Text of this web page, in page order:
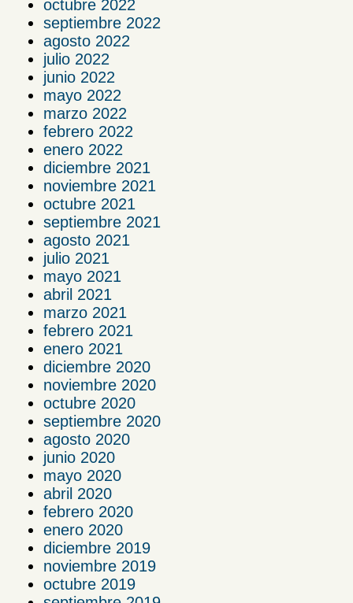
octubre 2022
septiembre 2022
agosto 2022
julio 2022
junio 2022
mayo 2022
marzo 2022
febrero 2022
enero 2022
diciembre 2021
noviembre 2021
octubre 2021
septiembre 2021
agosto 2021
julio 2021
mayo 2021
abril 2021
marzo 2021
febrero 2021
enero 2021
diciembre 2020
noviembre 2020
octubre 2020
septiembre 2020
agosto 2020
junio 2020
mayo 2020
abril 2020
febrero 2020
enero 2020
diciembre 2019
noviembre 2019
octubre 2019